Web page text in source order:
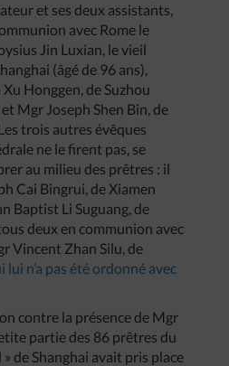
et ses deux assistants,
avec Rome le
Jin Luxian, le vieil
(âgé de 96 ans),
Honggen, de Suzhou
Mgr Joseph Shen Bin, de
trois autres évêques
ne le firent pas, se
au milieu des prêtres : il
Cai Bingrui, de Xiamen
Baptist Li Suguang, de
deux en communion avec
Vincent Zhan Silu, de
lui n’a pas été ordonné avec
contre la présence de Mgr
partie des 86 prêtres du
de Shanghai avait pris place